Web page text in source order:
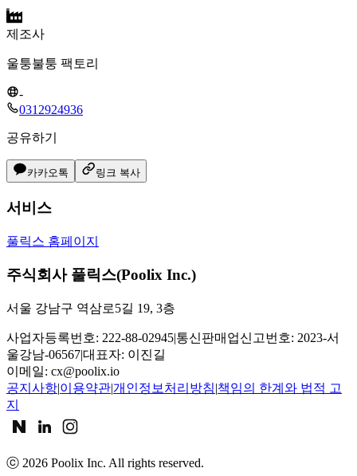
제조사
울퉁불퉁 팩토리
-
0312924936
공유하기
카카오톡 링크 복사
서비스
풀릭스 홈페이지
주식회사 풀릭스(Poolix Inc.)
서울 강남구 역삼로5길 19, 3층
사업자등록번호: 222-88-02945|통신판매업신고번호: 2023-서
울강남-06567|대표자: 이진길
이메일: cx@poolix.io
공지사항|이용약관|개인정보처리방침|책임의 한계와 법적 고
지
ⓒ 2026 Poolix Inc. All rights reserved.